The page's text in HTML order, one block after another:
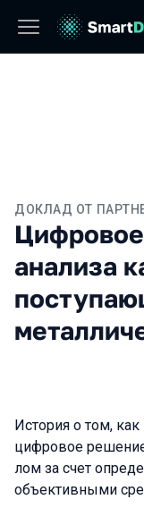
ДОКЛАД ОТ
анализа
История о том,
цифровое
лом за счет
объективными